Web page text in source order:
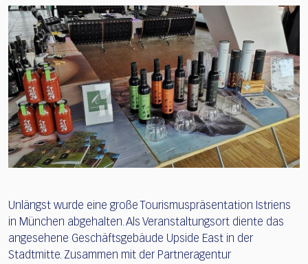
Unlängst wurde eine große Tourismuspräsentation Istriens
in München abgehalten. Als Veranstaltungsort diente das
angesehene Geschäftsgebäude Upside East in der
Stadtmitte. Zusammen mit der Partneragentur